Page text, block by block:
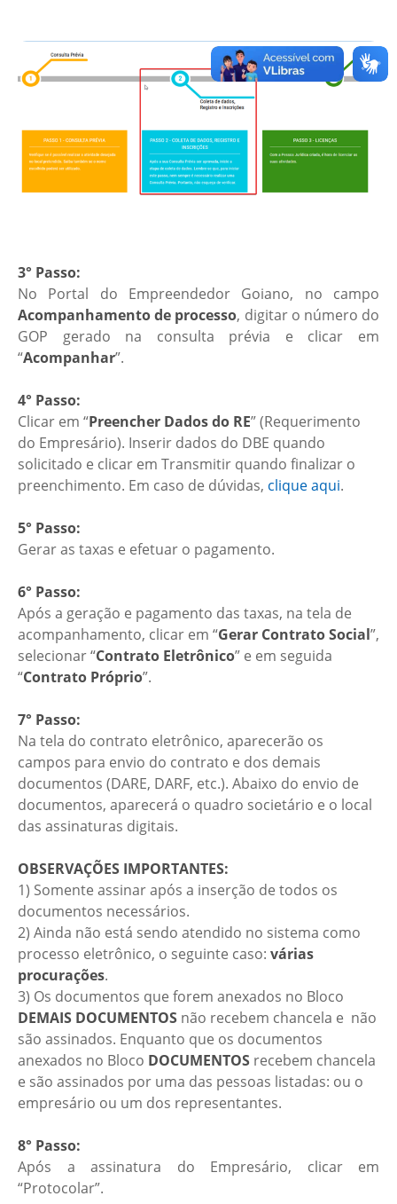
3° Passo:
No Portal do Empreendedor Goiano, no campo
Acompanhamento de processo, digitar o número do
GOP gerado na consulta prévia e clicar em
“Acompanhar”.
4° Passo:
Clicar em “Preencher Dados do RE” (Requerimento
do Empresário). Inserir dados do DBE quando
solicitado e clicar em Transmitir quando finalizar o
preenchimento. Em caso de dúvidas, clique aqui.
5° Passo:
Gerar as taxas e efetuar o pagamento.
6° Passo:
Após a geração e pagamento das taxas, na tela de
acompanhamento, clicar em “Gerar Contrato Social”,
selecionar “Contrato Eletrônico” e em seguida
“Contrato Próprio”.
7° Passo:
Na tela do contrato eletrônico, aparecerão os
campos para envio do contrato e dos demais
documentos (DARE, DARF, etc.). Abaixo do envio de
documentos, aparecerá o quadro societário e o local
das assinaturas digitais.
OBSERVAÇÕES IMPORTANTES:
1) Somente assinar após a inserção de todos os
documentos necessários.
2) Ainda não está sendo atendido no sistema como
processo eletrônico, o seguinte caso: várias
procurações.
3) Os documentos que forem anexados no Bloco
DEMAIS DOCUMENTOS não recebem chancela e não
são assinados. Enquanto que os documentos
anexados no Bloco DOCUMENTOS recebem chancela
e são assinados por uma das pessoas listadas: ou o
empresário ou um dos representantes.
8° Passo:
Após a assinatura do Empresário, clicar em
“Protocolar”.